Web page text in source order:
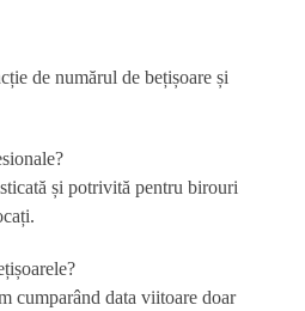
de numărul de bețișoare și
și potrivită pentru birouri
cumparând data viitoare doar